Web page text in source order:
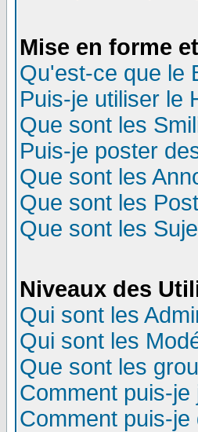
Mise en forme
Qu'est-ce que le
Puis-je utiliser le
Que sont les
Puis-je poster
Que sont les
Que sont les
Que sont les
Niveaux des
Qui sont les
Qui sont les
Que sont les
Comment puis-
Comment puis-